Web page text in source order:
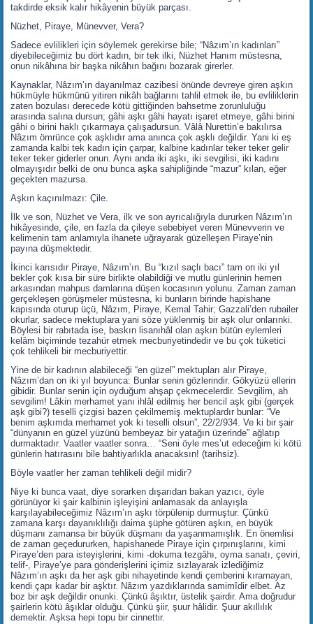
takdirde eksik kalır hikâyenin büyük parçası.
Nüzhet, Piraye, Münevver, Vera?
Sadece evlilikleri için söylemek gerekirse bile; “Nâzım’ın kadınları”
diyebileceğimiz bu dört kadın, bir tek ilki, Nüzhet Hanım müstesna,
onun nikâhına bir başka nikâhın bağını bozarak girerler.
Kaynaklar, Nâzım’ın dayanılmaz cazibesi önünde devreye giren aşkın
hükmüyle hükmünü yitiren nikâh bağlarını tahlil etmek ile, bu evliliklerin
zaten bozulası derecede kötü gittiğinden bahsetme zorunluluğu
arasında salına dursun; gâhi aşkı gâhi hayatı işaret etmeye, gâhi birini
gâhi o birini haklı çıkarmaya çalışadursun. Vâlâ Nurettin’e bakılırsa
Nâzım ömrünce çok aşklıdır ama anınca çok aşklı değildir. Yani ki eş
zamanda kalbi tek kadın için çarpar, kalbine kadınlar teker teker gelir
teker teker giderler onun. Aynı anda iki aşkı, iki sevgilisi, iki kadını
olmayışıdır belki de onu bunca aşka sahipliğinde “mazur” kılan, eğer
geçekten mazursa.
Aşkın kaçınılmazı: Çile.
İlk ve son, Nüzhet ve Vera, ilk ve son ayrıcalığıyla dururken Nâzım’ın
hikâyesinde, çile, en fazla da çileye sebebiyet veren Münevverin ve
kelimenin tam anlamıyla ihanete uğrayarak güzelleşen Piraye’nin
payına düşmektedir.
İkinci karısıdır Piraye, Nâzım’ın. Bu “kızıl saçlı bacı” tam on iki yıl
bekler çok kısa bir süre birlikte olabildiği ve mutlu günlerinin hemen
arkasından mahpus damlarına düşen kocasının yolunu. Zaman zaman
gerçekleşen görüşmeler müstesna, ki bunların birinde hapishane
kapısında oturup üçü, Nâzım, Piraye, Kemal Tahir; Gazzali’den rubailer
okurlar, sadece mektuplara yani söze yüklenmiş bir aşk olur onlarınki.
Böylesi bir rabıtada ise, baskın lisanıhâl olan aşkın bütün eylemleri
kelâm biçiminde tezahür etmek mecburiyetindedir ve bu çok tüketici
çok tehlikeli bir mecburiyettir.
Yine de bir kadının alabileceği “en güzel” mektupları alır Piraye,
Nâzım’dan on iki yıl boyunca: Bunlar senin gözlerindir. Gökyüzü ellerin
gibidir. Bunlar senin için oyduğum ahşap çekmecelerdir. Sevgilim, ah
sevgilim! Lâkin merhamet yanı ihlâl edilmiş her bencil aşk gibi (gerçek
aşk gibi?) teselli çizgisi bazen çekilmemiş mektuplardır bunlar: “Ve
benim aşkımda merhamet yok ki teselli olsun”, 22/2/934. Ve ki bir şair
“dünyanın en güzel yüzünü bembeyaz bir yatağın üzerinde” ağlatıp
durmaktadır. Vaatler vaatler sonra… “Seni öyle mes’ut edeceğim ki kötü
günlerin hatırasını bile bahtiyarlıkla anacaksın! (tarihsiz).
Böyle vaatler her zaman tehlikeli değil midir?
Niye ki bunca vaat, diye sorarken dışarıdan bakan yazıcı, öyle
görünüyor ki şair kalbinin işleyişini anlamasak da anlayışla
karşılayabileceğimiz Nâzım’ın aşkı törpülenip durmuştur. Çünkü
zamana karşı dayanıklılığı daima şüphe götüren aşkın, en büyük
düşmanı zamansa bir büyük düşmanı da yaşanmamışlık. En önemlisi
de zaman geçedururken, hapishanede Piraye için çırpınışlarını, kimi
Piraye’den para isteyişlerini, kimi -dokuma tezgâhı, oyma sanatı, çeviri,
telif-, Piraye’ye para gönderişlerini içimiz sızlayarak izlediğimiz
Nâzım’ın aşkı da her aşk gibi nihayetinde kendi çemberini kıramayan,
kendi çapı kadar bir aşktır. Nâzım yazdıklarında samimîdir elbet. Az
boz bir aşk değildir onunki. Çünkü âşıktır, üstelik şairdir. Ama doğrudur
şairlerin kötü âşıklar olduğu. Çünkü şiir, şuur hâlidir. Şuur akıllılık
demektir. Aşksa hepi topu bir cinnettir.